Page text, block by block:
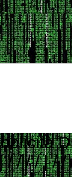
f5ab79cb980f11d1 appnexus.com, 10239, RESELLER, f5ab79cb980f11d1 appnexus.com, 10371, RESELLER, f5ab79cb980f11d1 appnexus.com, 11470, RESELLER appnexus.com, 11487, RESELLER, f5ab79cb980f11d1 appnexus.com, 11664, RESELLER, f5ab79cb980f11d1 appnexus.com, 11786, RESELLER, f5ab79cb980f11d1 appnexus.com, 11924, RESELLER, f5ab79cb980f11d1 appnexus.com, 12223, RESELLER, f5ab79cb980f11d1 appnexus.com, 12290, RESELLER, f5ab79cb980f11d1 appnexus.com, 12637, RESELLER, f5ab79cb980f11d1 appnexus.com, 13044, RESELLER, f5ab79cb980f11d1 appnexus.com, 13099, RESELLER, f5ab79cb980f11d1 appnexus.com, 13381, RESELLER, f5ab79cb980f11d1 appnexus.com, 1356, RESELLER, f5ab79cb980f11d1 appnexus.com, 1360, RESELLER, f5ab79cb980f11d1 appnexus.com, 13701, RESELLER, f5ab79cb980f11d1 appnexus.com, 14077, RESELLER appnexus.com, 14416, RESELLER,